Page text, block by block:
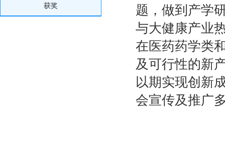
获奖
题，做到产学
与大健康产业
在医药药学类
及可行性的新
以期实现创新
会宣传及推广